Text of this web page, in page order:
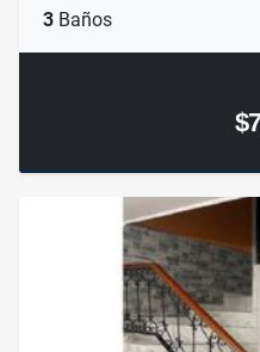
3 Baños